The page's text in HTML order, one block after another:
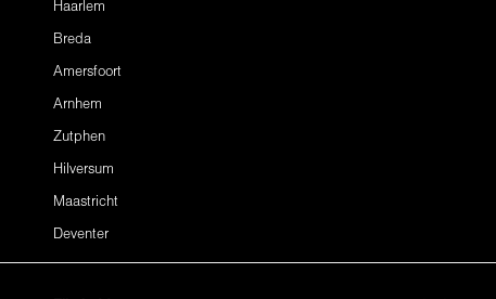
Haarlem
Breda
Amersfoort
Arnhem
Zutphen
Hilversum
Maastricht
Deventer